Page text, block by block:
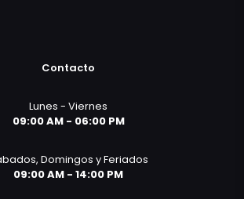
Contacto
Lunes - Viernes
09:00 AM - 06:00 PM
Domingos y Feriados
09:00 AM - 14:00 PM